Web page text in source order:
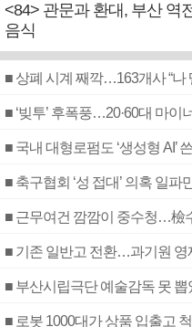
<84> 관문과 환대, 부산 역
음식
■ 상폐 시계 째깍…163개사 “나
■ ‘빚투’ 후폭풍…20·60대 마이
■ 국내 대형로펌도 ‘생성형 AI’
■ 근무여건 깜깜이 중수청…檢
■ 기존 일반고 전환…과기원 영
■ 부산시립극단 예술감독 못 뽑
■ 로봇 1000대가 상품 입출고